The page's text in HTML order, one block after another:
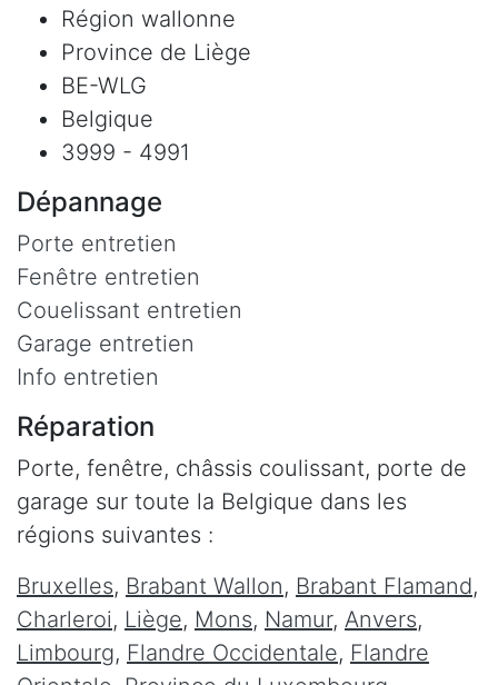
Région wallonne
Province de Liège
BE-WLG
Belgique
3999 - 4991
Dépannage
Porte entretien
Fenêtre entretien
Couelissant entretien
Garage entretien
Info entretien
Réparation
Porte, fenêtre, châssis coulissant, porte de
garage sur toute la Belgique dans les
régions suivantes :
Bruxelles, Brabant Wallon, Brabant Flamand,
Charleroi, Liège, Mons, Namur, Anvers,
Limbourg, Flandre Occidentale, Flandre